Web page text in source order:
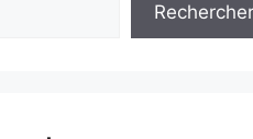
Rechercher